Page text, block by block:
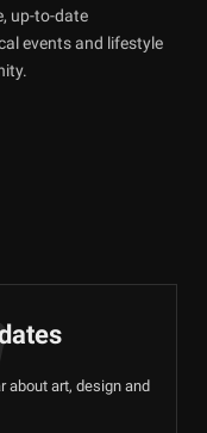
up-to-date
events and lifestyle
about art, design and